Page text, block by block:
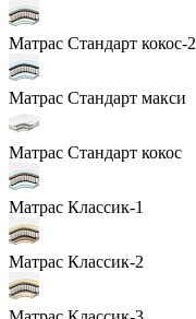
Матрас Стандарт кокос-2
Матрас Стандарт макси
Матрас Стандарт кокос
Матрас Классик-1
Матрас Классик-2